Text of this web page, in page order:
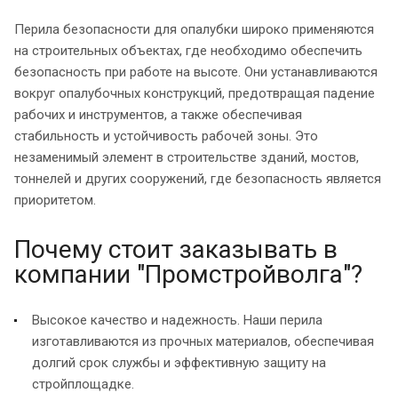
Перила безопасности для опалубки широко применяются
на строительных объектах, где необходимо обеспечить
безопасность при работе на высоте. Они устанавливаются
вокруг опалубочных конструкций, предотвращая падение
рабочих и инструментов, а также обеспечивая
стабильность и устойчивость рабочей зоны. Это
незаменимый элемент в строительстве зданий, мостов,
тоннелей и других сооружений, где безопасность является
приоритетом.
Почему стоит заказывать в
компании "Промстройволга"?
Высокое качество и надежность. Наши перила
изготавливаются из прочных материалов, обеспечивая
долгий срок службы и эффективную защиту на
стройплощадке.